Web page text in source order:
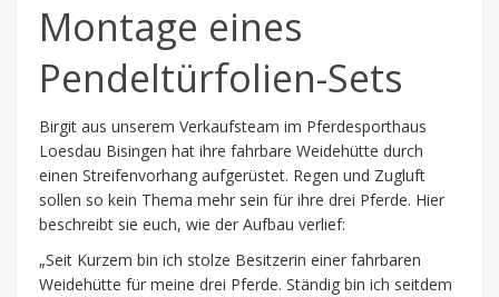
Montage eines
Pendeltürfolien-Sets
Birgit aus unserem Verkaufsteam im Pferdesporthaus
Loesdau Bisingen hat ihre fahrbare Weidehütte durch
einen Streifenvorhang aufgerüstet. Regen und Zugluft
sollen so kein Thema mehr sein für ihre drei Pferde. Hier
beschreibt sie euch, wie der Aufbau verlief:
„Seit Kurzem bin ich stolze Besitzerin einer fahrbaren
Weidehütte für meine drei Pferde. Ständig bin ich seitdem